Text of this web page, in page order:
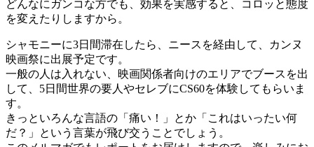
どんなにガンコな方でも、効果を実感すると、コロッと態度
を変えたりしますから。
シャモニーに3日間滞在したら、ニースを経由して、カンヌ
映画祭に出展予定です。
一般の人は入れない、映画関係者向けのエリアでブースを出
して、5日間世界の要人やセレブにCS60を体験してもらいま
す。
きっといろんな言語の「痛い！」とか「これはいったい何
だ？」という言葉が飛び交うことでしょう。